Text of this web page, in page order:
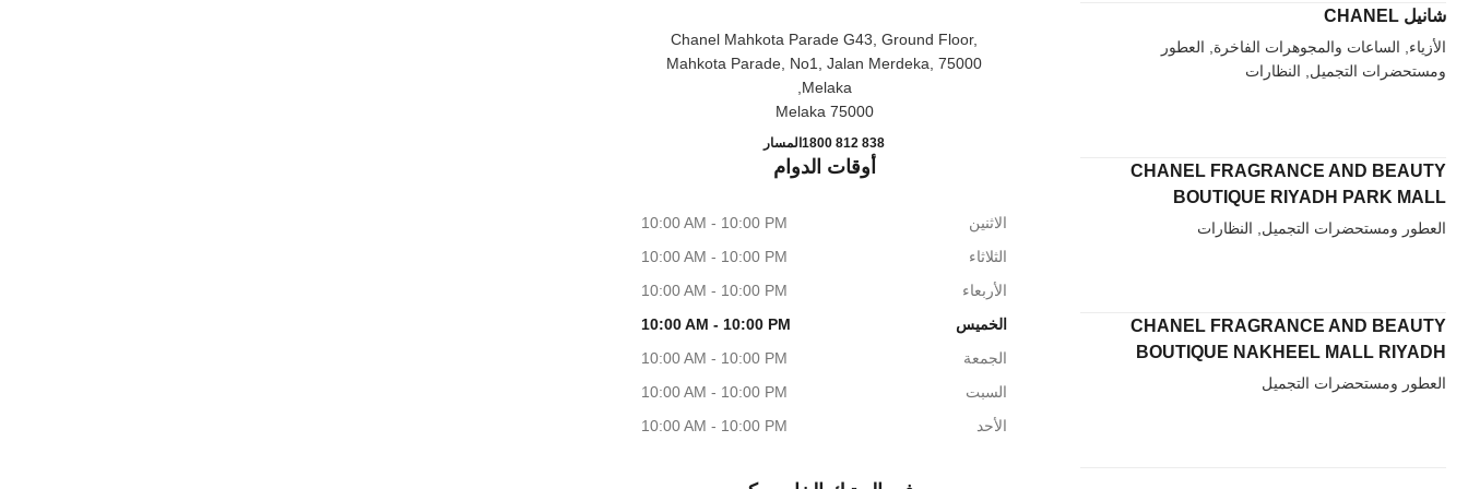
شانيل CHANEL
الأزياء, الساعات والمجوهرات الفاخرة, العطور
ومستحضرات التجميل, النظارات
CHANEL FRAGRANCE AND BEAUTY
BOUTIQUE RIYADH PARK MALL
العطور ومستحضرات التجميل, النظارات
CHANEL FRAGRANCE AND BEAUTY
BOUTIQUE NAKHEEL MALL RIYADH
العطور ومستحضرات التجميل
Chanel Mahkota Parade G43, Ground Floor,
Mahkota Parade, No1, Jalan Merdeka, 75000
Melaka,
75000 Melaka
اتصال
1800 812 838 المسارCHANEL MAHKOTA PARADE
أوقات الدوام
الاثنين
10:00 AM - 10:00 PM
الثلاثاء
10:00 AM - 10:00 PM
الأربعاء
10:00 AM - 10:00 PM
الخميس
10:00 AM - 10:00 PM
الجمعة
10:00 AM - 10:00 PM
السبت
10:00 AM - 10:00 PM
الأحد
10:00 AM - 10:00 PM